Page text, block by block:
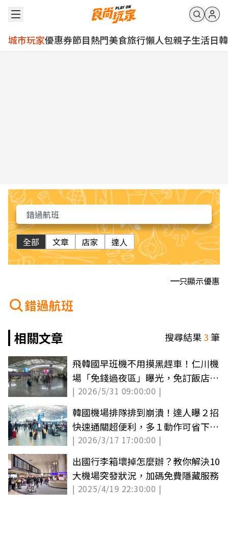
城市玩家優惠券節目熱門美食旅行懶人包親子生活日韓
全部 文章 店家 達人
只顯示優惠
錯過航班
相關文章
搜尋結果3筆
飛韓國早班機不用摸黑趕車！仁川機
場「免錢過夜區」曝光，免訂飯店、
躺著睡到登機
| 2026/5/31 09:00:00 |
韓國機場排隊排到崩潰！達人曝２招
快速通關超便利，多１動作可省下20
分鐘
| 2026/3/17 17:00:00 |
出國行李箱壞掉怎麼辦？教你解決10
大機場突發狀況，加碼免費隱藏服務
| 2025/4/19 22:30:00 |